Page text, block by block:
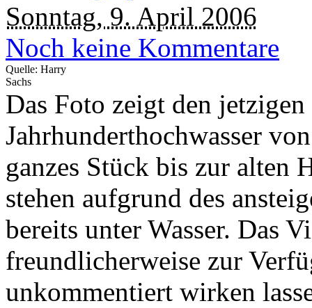
Sonntag, 9. April 2006
Noch keine Kommentare
Quelle: Harry
Sachs
Das Foto zeigt den
Jahrhunderthochwasser
ganzes Stück bis zur alten
stehen aufgrund des
bereits unter Wasser. Das
freundlicherweise zur
unkommentiert wirken